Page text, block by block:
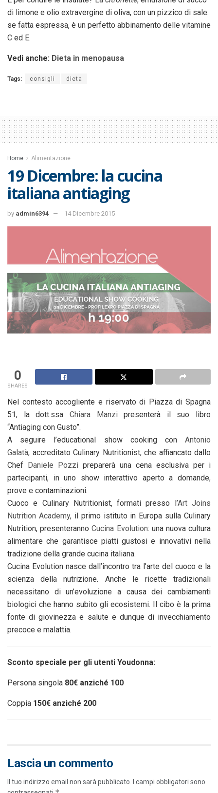
di limone e olio extravergine di oliva, con un pizzico di sale:
se fatta espressa, è un perfetto abbinamento delle vitamine
C ed E.
Vedi anche: Dieta in menopausa
Tags: consigli dieta
Home Alimentazione
19 Dicembre: la cucina
italiana antiaging
by admin6394 14 Dicembre 2015
0
SHARES
Nel contesto accogliente e riservato di Piazza di Spagna
51, la dott.ssa Chiara Manzipresenterà il suo libro
“Antiaging con Gusto”.
A seguire l’educational show cooking con Antonio
Galatà, accreditato Culinary Nutritionist, che affiancato dallo
Chef
Daniele Pozzi preparerà una cena esclusiva per i
partecipanti, in uno show interattivo aperto a domande,
prove e contaminazioni.
Cuoco e Culinary Nutritionist, formati presso l’Art Joins
Nutrition Academy, il primo istituto in Europa sulla Culinary
Nutrition, presenterannoCucina Evolution: una nuova cultura
alimentare che garantisce piatti gustosi e innovativi nella
tradizione della grande cucina italiana.
Cucina Evolution nasce dall’incontro tra l’arte del cuoco e la
scienza della nutrizione. Anche le ricette tradizionali
necessitano di un’evoluzione a causa dei cambiamenti
biologici che hanno subito gli ecosistemi. Il cibo è la prima
fonte di giovinezza e salute e dunque di invecchiamento
precoce e malattia.
Sconto speciale per gli utenti Youdonna:
Persona singola 80€ anziché 100
Coppia 150€ anziché 200
Lascia un commento
Il tuo indirizzo email non sarà pubblicato.
I campi obbligatori sono